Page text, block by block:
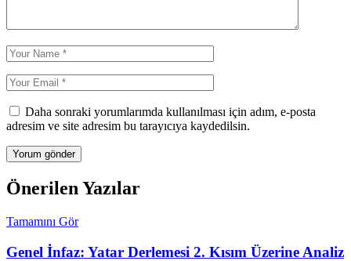
Daha sonraki yorumlarımda kullanılması için adım, e-posta
adresim ve site adresim bu tarayıcıya kaydedilsin.
Önerilen Yazılar
Tamamını Gör
Genel İnfaz: Yatar Derlemesi 2. Kısım Üzerine Analiz